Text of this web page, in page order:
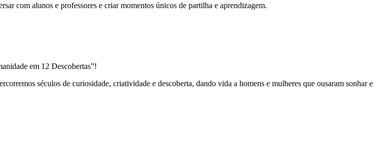
com alunos e professores e criar momentos únicos de partilha e aprendizagem.
em 12 Descobertas”!
séculos de curiosidade, criatividade e descoberta, dando vida a homens e mulheres que ousaram sonhar e